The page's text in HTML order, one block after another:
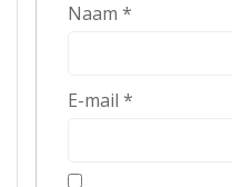
Naam *
E-mail *